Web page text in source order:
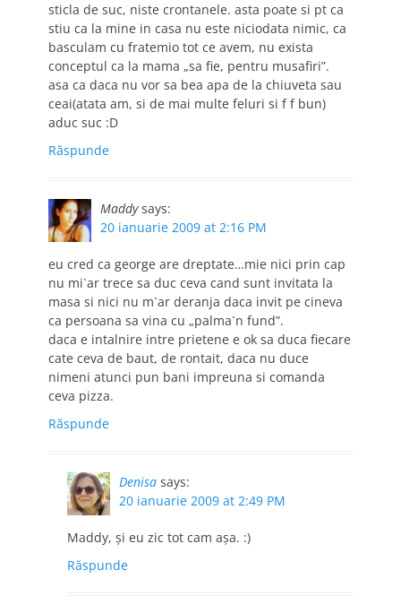
sticla de suc, niste crontanele. asta poate si pt ca
stiu ca la mine in casa nu este niciodata nimic, ca
basculam cu fratemio tot ce avem, nu exista
conceptul ca la mama „sa fie, pentru musafiri”.
asa ca daca nu vor sa bea apa de la chiuveta sau
ceai(atata am, si de mai multe feluri si f f bun)
aduc suc :D
Răspunde
Maddy says:
20 ianuarie 2009 at 2:16 PM
eu cred ca george are dreptate…mie nici prin cap
nu mi`ar trece sa duc ceva cand sunt invitata la
masa si nici nu m`ar deranja daca invit pe cineva
ca persoana sa vina cu „palma`n fund”.
daca e intalnire intre prietene e ok sa duca fiecare
cate ceva de baut, de rontait, daca nu duce
nimeni atunci pun bani impreuna si comanda
ceva pizza.
Răspunde
Denisa says:
20 ianuarie 2009 at 2:49 PM
Maddy, şi eu zic tot cam aşa. :)
Răspunde